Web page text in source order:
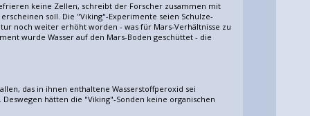
keine Zellen, schreibt der Forscher zusammen mit
soll. Die "Viking"-Experimente seien Schulze-
noch weiter erhöht worden - was für Mars-Verhältnisse zu
wurde Wasser auf den Mars-Boden geschüttet - die
das in ihnen enthaltene Wasserstoffperoxid sei
hätten die "Viking"-Sonden keine organischen